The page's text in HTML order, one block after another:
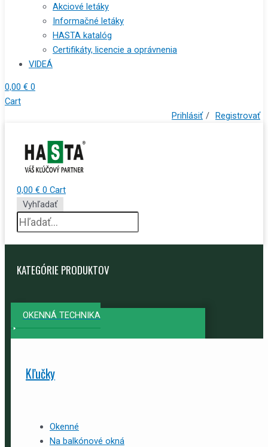
Akciové letáky
Informačné letáky
HASTA katalóg
Certifikáty, licencie a oprávnenia
VIDEÁ
0,00 € 0
Cart
Prihlásiť / Registrovať
0,00 € 0 Cart
Vyhľadať
KATEGÓRIE PRODUKTOV
OKENNÁ TECHNIKA
Kľučky
Okenné
Na balkónové okná